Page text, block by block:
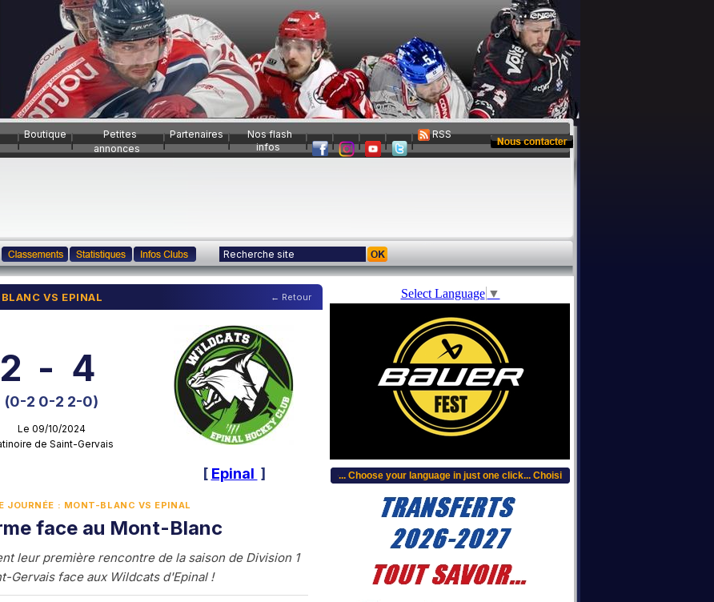
Boutique
Petites
annonces
Partenaires
Nos flash
infos
RSS
VS EPINAL ← Retour
2 - 4
(0-2 0-2 2-0)
Le 09/10/2024
de Saint-Gervais
[ Epinal ]
JOURNÉE : MONT-BLANC VS EPINAL
face au Mont-Blanc
leur première rencontre de la saison de Division 1
Gervais face aux Wildcats d'Epinal !
Select Language ▼
...Bitte wählen Sie Ihre Sprache... Choose your language in just one click... Choisissez votre langue, clic plus haut...